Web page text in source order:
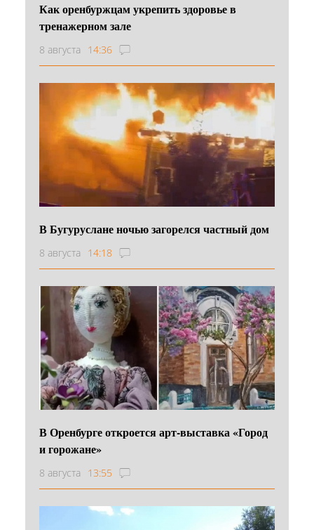
Как оренбуржцам укрепить здоровье в
тренажерном зале
8 августа 14:36
В Бугуруслане ночью загорелся частный дом
8 августа 14:18
В Оренбурге откроется арт-выставка «Город
и горожане»
8 августа 13:55